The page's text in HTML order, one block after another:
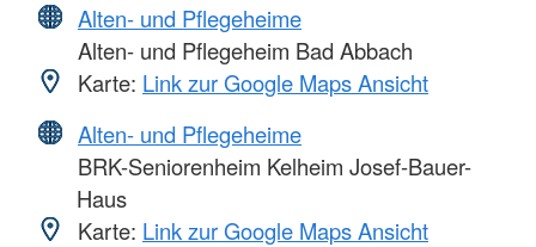
Alten- und Pflegeheime
Alten- und Pflegeheim Bad Abbach
Karte: Link zur Google Maps Ansicht
Alten- und Pflegeheime
BRK-Seniorenheim Kelheim Josef-Bauer-
Haus
Karte: Link zur Google Maps Ansicht